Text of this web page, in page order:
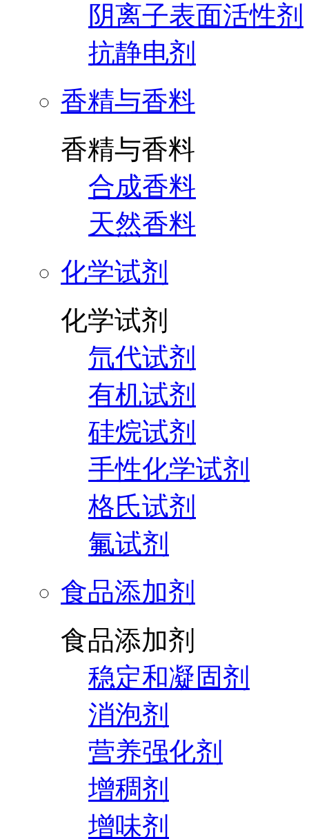
阴离子表面活性剂
抗静电剂
香精与香料
香精与香料
合成香料
天然香料
化学试剂
化学试剂
氘代试剂
有机试剂
硅烷试剂
手性化学试剂
格氏试剂
氟试剂
食品添加剂
食品添加剂
稳定和凝固剂
消泡剂
营养强化剂
增稠剂
增味剂